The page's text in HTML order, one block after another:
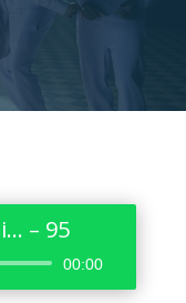
– 95
00:00